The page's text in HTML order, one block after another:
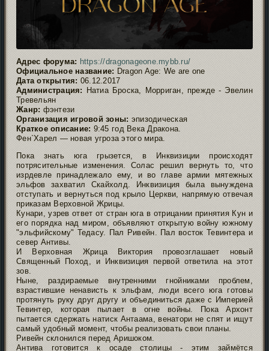
Адрес форума: https://dragonageone.mybb.ru/
Официальное название: Dragon Age: We are one
Дата открытия: 06.12.2017
Администрация:
Натиа Броска, Морриган, прежде - Эвелин
Тревельян
Жанр: фэнтези
Организация игровой зоны: эпизодическая
Краткое описание: 9:45 год Века Дракона.
Фен`Харел — новая угроза этого мира.
Пока знать юга грызется, в Инквизиции происходят
потрясительные изменения. Солас решил вернуть то, что
изрдевле принадлежало ему, и во главе армии мятежных
эльфов захватил Скайхолд. Инквизиция была вынуждена
отступать и вернуться под крыло Церкви, напрямую отвечая
приказам Верховной Жрицы.
Кунари, узрев ответ от стран юга в отрицании принятия Кун и
его порядка над миром, объявляют открытую войну южному
"эльфийскому" Тедасу. Пал Ривейн. Пал восток Тевинтера и
север Антивы.
И Верховная Жрица Виктория провозглашает новый
Священный Поход, и Инквизиция первой ответила на этот
зов.
Ныне, раздираемые внутренними гнойниками проблем,
взрастившие ненависть к эльфам, люди всего юга готовы
протянуть руку друг другу и объединиться даже с Империей
Тевинтер, которая пылает в огне войны. Пока Архонт
пытается сдержать натиск Антаама, венатори не спят и ищут
самый удобный момент, чтобы реализовать свои планы.
Ривейн склонился перед Аришоком.
Антива готовится к осаде столицы - этим займётся